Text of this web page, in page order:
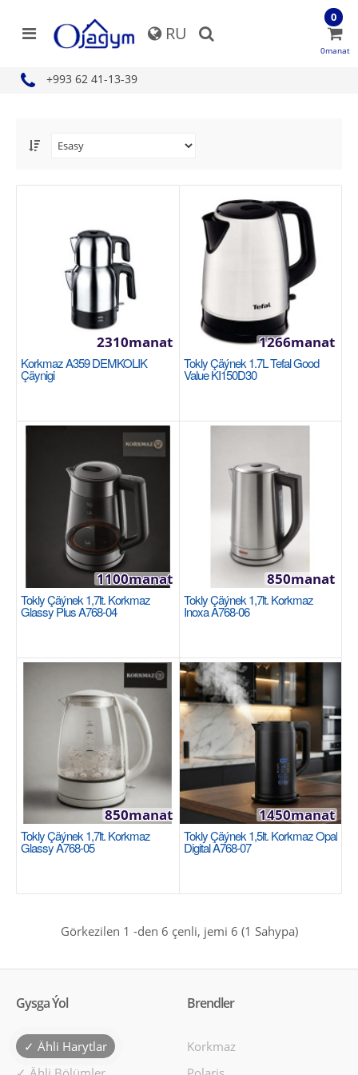
RU
+993 62 41-13-39
0
0manat
Korkmaz A359 DEMKOLIK çäynigi
Renk: Inox/Siyah 1600 Watt 0.9 lt / 1.8 lt 360°
dönebilen kablosuz besleme ünitesi Tek seferde..
2310manat
Availability
Garşylaşdyrmaga goş
Halananlara goş
Tokly Çäýnek 1.7L Tefal Good Value KI150D30
TEFAL
Sebede Goş
Garşylaşdyrmaga goş
Korkmaz A359 DEMKOLIK
Çäynigi
2310manat
Tokly Çäýnek 1.7L Tefal Good
Value KI150D30
1266manat
Tokly Çäýnek 1,7lt. Korkmaz
Glassy Plus A768-04
1100manat
Tokly Çäýnek 1,7lt. Korkmaz
Inoxa A768-06
850manat
Tokly Çäýnek 1,7lt. Korkmaz
Glassy A768-05
850manat
Tokly Çäýnek 1,5lt. Korkmaz Opal
Digital A768-07
1450manat
Görkezilen 1 -den 6 çenli, jemi 6 (1 Sahypa)
Gysga Ýol
✓ Ähli Harytlar
Brendler
Korkmaz